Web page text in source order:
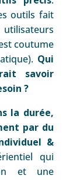
outils fait
coutume
Qui
savoir
?
la durée,
par du
&
qui
et une